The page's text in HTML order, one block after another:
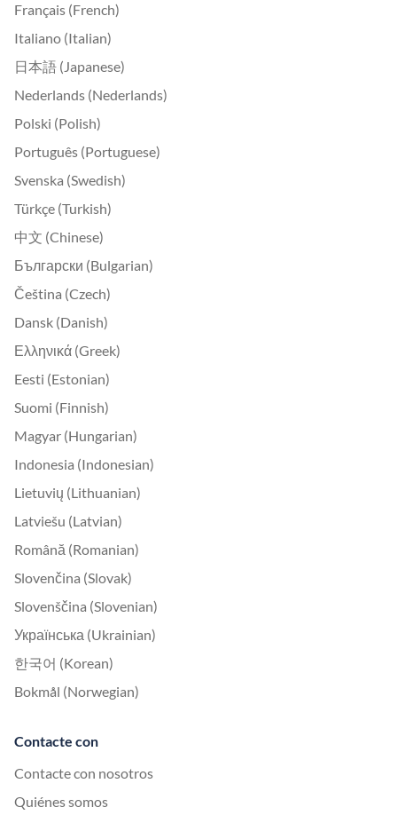
Français (French)
Italiano (Italian)
日本語 (Japanese)
Nederlands (Nederlands)
Polski (Polish)
Português (Portuguese)
Svenska (Swedish)
Türkçe (Turkish)
中文 (Chinese)
Български (Bulgarian)
Čeština (Czech)
Dansk (Danish)
Ελληνικά (Greek)
Eesti (Estonian)
Suomi (Finnish)
Magyar (Hungarian)
Indonesia (Indonesian)
Lietuvių (Lithuanian)
Latviešu (Latvian)
Română (Romanian)
Slovenčina (Slovak)
Slovenščina (Slovenian)
Українська (Ukrainian)
한국어 (Korean)
Bokmål (Norwegian)
Contacte con
Contacte con nosotros
Quiénes somos